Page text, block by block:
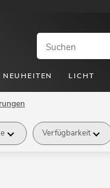
NEUHEITEN LICHT
Verfügbarkeit